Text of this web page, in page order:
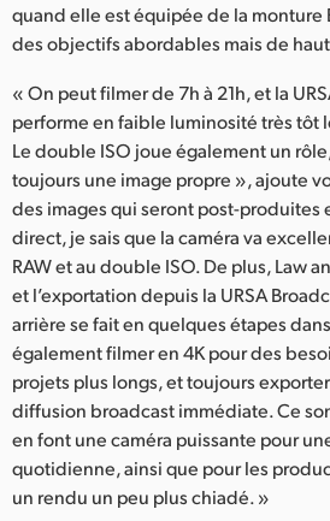
quand elle est équipée de la monture
des objectifs abordables mais de
« On peut filmer de 7h à 21h, et la
performe en faible luminosité très tôt
Le double ISO joue également un
toujours une image propre », ajoute
des images qui seront post-produites
direct, je sais que la caméra va
RAW et au double ISO. De plus, Law
et l’exportation depuis la URSA
arrière se fait en quelques étapes
également filmer en 4K pour des
projets plus longs, et toujours
diffusion broadcast immédiate. Ce
en font une caméra puissante pour
quotidienne, ainsi que pour les
un rendu un peu plus chiadé. »